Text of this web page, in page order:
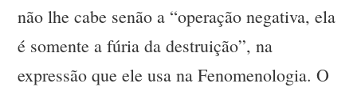
não lhe cabe senão a “operação negativa, ela
é somente a fúria da destruição”, na
expressão que ele usa na Fenomenologia. O